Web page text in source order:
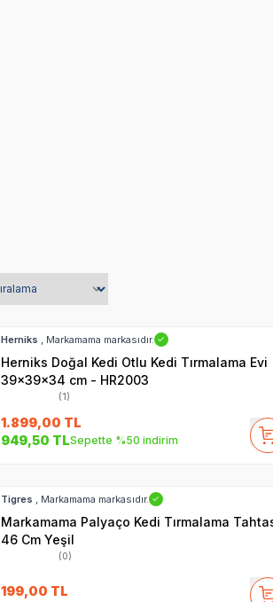
Herniks , Markamama markasıdır. ✓
Herniks Doğal Kedi Otlu Kedi Tırmalama Evi
39x39x34 cm - HR2003
(1)
1.899,00 TL
949,50 TLSepette %50 indirim
Tigres , Markamama markasıdır. ✓
Markamama Palyaço Kedi Tırmalama
46 Cm Yeşil
(0)
199,00 TL